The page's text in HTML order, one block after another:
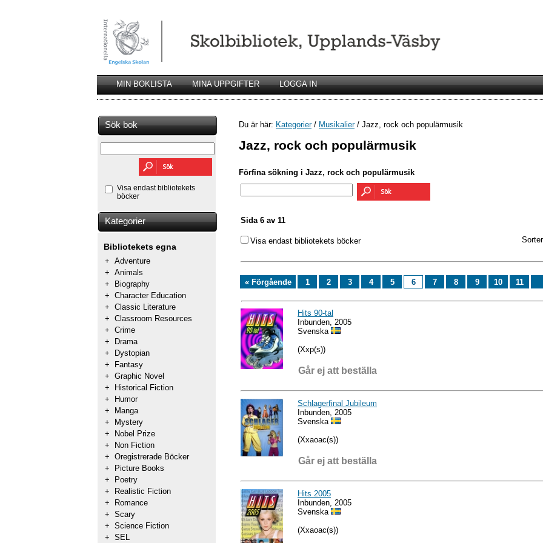
MIN BOKLISTA MINA UPPGIFTER LOGGA IN
Sök bok
Visa endast bibliotekets
böcker
Kategorier
Bibliotekets egna
+ Adventure
+ Animals
+
Biography
+ Character Education
+ Classic Literature
+ Classroom Resources
+ Crime
+
Drama
+
Dystopian
+
Fantasy
+ Graphic Novel
+
Historical Fiction
+
Humor
+
Manga
+
Mystery
+
Nobel Prize
+
Non Fiction
+ Oregistrerade Böcker
+
Picture Books
+
Poetry
+
Realistic Fiction
+
Romance
+ Scary
+ Science Fiction
+ SEL
Du är här: Kategorier/ Musikalier/ Jazz, rock och populärmusik
Jazz, rock och populärmusik
Förfina sökning i Jazz, rock och populärmusik
Sida 6 av 11
Visa endast bibliotekets böcker
« Förgående 1 2 3 4 5 6 7 8 9 10 11
Hits 90-tal
Inbunden, 2005
Svenska
(Xxp(s))
Går ej att beställa
Schlagerfinal Jubileum
Inbunden, 2005
Svenska
(Xxaoac(s))
Går ej att beställa
Hits 2005
Inbunden, 2005
Svenska
(Xxaoac(s))